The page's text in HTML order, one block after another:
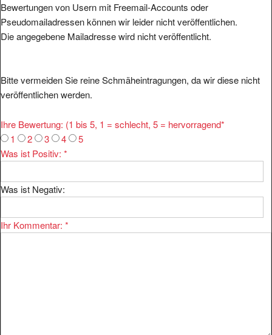
Bewertungen von Usern mit Freemail-Accounts oder
Pseudomailadressen können wir leider nicht veröffentlichen.
Die angegebene Mailadresse wird nicht veröffentlicht.
Bitte vermeiden Sie reine Schmäheintragungen, da wir diese nicht
veröffentlichen werden.
Ihre Bewertung: (1 bis 5, 1 = schlecht, 5 = hervorragend*
1
2 3 4
5
Was ist Positiv: *
Was ist Negativ:
Ihr Kommentar: *